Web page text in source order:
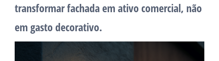
transformar fachada em ativo comercial, não
em gasto decorativo.